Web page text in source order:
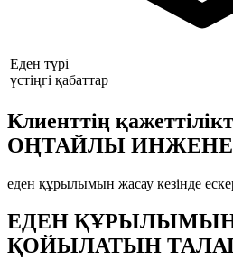
Еден түрі
үстіңгі қабаттар
Клиенттің
ОҢТАЙЛЫ
еден құрылымын жасау кезінде
ЕДЕН
ҚОЙЫЛАТЫН